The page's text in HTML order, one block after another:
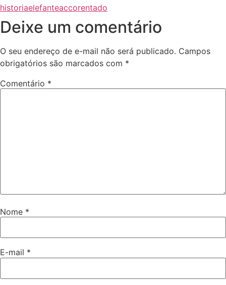
historiaelefanteaccorentado
Deixe um comentário
O seu endereço de e-mail não será publicado. Campos
obrigatórios são marcados com *
Comentário *
Nome *
E-mail *